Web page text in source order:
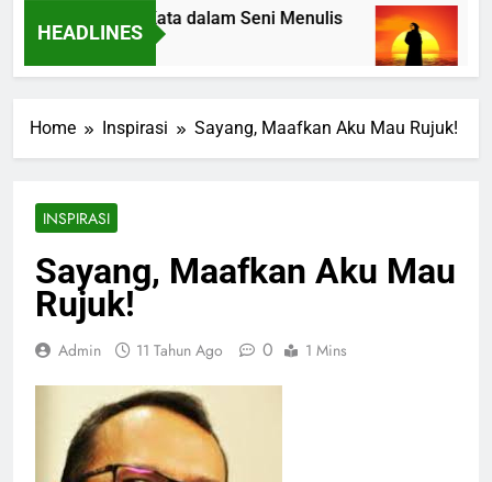
HEADLINES
Terbangkan Kata dalam Seni Menulis
3 Tahun Ago
Home Inspirasi Sayang, Maafkan Aku Mau Rujuk!
INSPIRASI
Sayang, Maafkan Aku Mau
Rujuk!
Admin 11 Tahun Ago 0 1 Mins